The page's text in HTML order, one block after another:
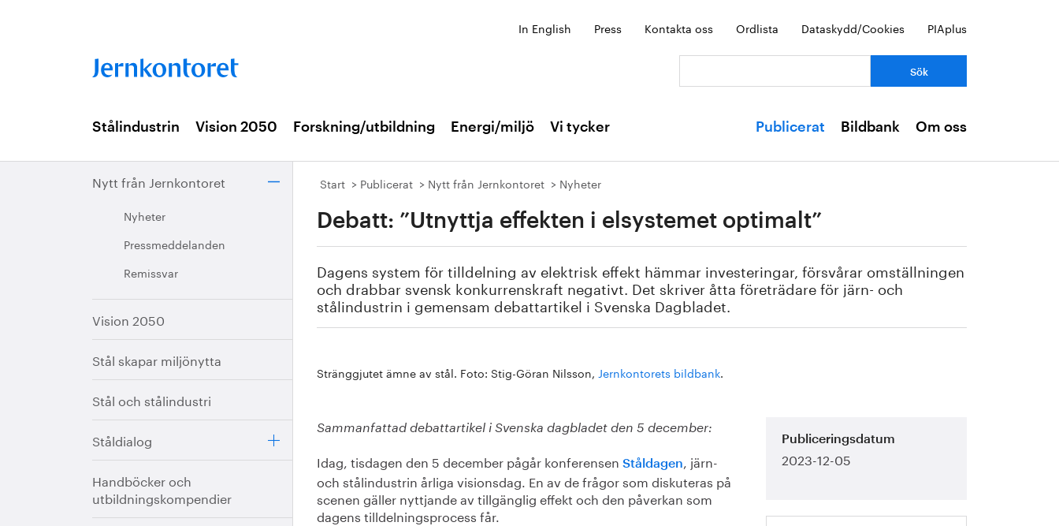
In English Press Kontakta oss Ordlista Dataskydd/Cookies PIAplus
Stålindustrin Vision 2050 Forskning/utbildning Energi/miljö Vi tycker Publicerat Bildbank Om oss
Nytt från Jernkontoret
Nyheter
Pressmeddelanden
Remissvar
Vision 2050
Stål skapar miljönytta
Stål och stålindustri
Ståldialog
Handböcker och
utbildningskompendier
Start Publicerat Nytt från Jernkontoret Nyheter
Debatt: ”Utnyttja effekten i elsystemet optimalt”
Dagens system för tilldelning av elektrisk effekt hämmar investeringar, försvårar omställningen
och drabbar svensk konkurrenskraft negativt. Det skriver åtta företrädare för järn- och
stålindustrin i gemensam debattartikel i Svenska Dagbladet.
Stränggjutet ämne av stål. Foto: Stig-Göran Nilsson, Jernkontorets bildbank.
Sammanfattad debattartikel i Svenska dagbladet den 5 december:
Idag, tisdagen den 5 december pågår konferensen Ståldagen, järn-
och stålindustrin årliga visionsdag. En av de frågor som diskuteras på
scenen gäller nyttjande av tillgänglig effekt och den påverkan som
dagens tilldelnings­process får.
Publiceringsdatum
2023-12-05